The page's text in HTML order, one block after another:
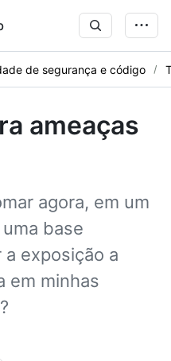
de segurança e código
ameaças
agora, em um
base
exposição a
em minhas